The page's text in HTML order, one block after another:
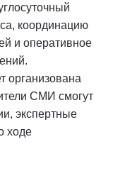
координацию
и оперативное
организована
СМИ смогут
экспертные
ходе